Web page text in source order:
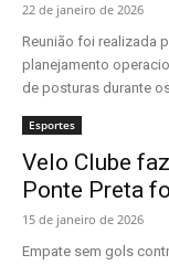
22 de janeiro de 2026
Reunião foi realizada
planejamento
de posturas durante
Esportes
Velo Clube
Ponte Preta
15 de janeiro de 2026
Empate sem gols